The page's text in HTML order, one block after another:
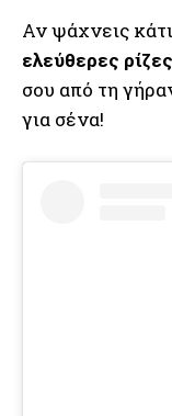
Αν ψάχνεις
ελεύθερες ρίζες
σου από τη
για σένα!